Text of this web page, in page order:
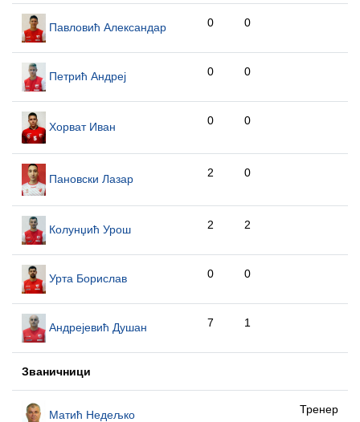
Павловић Александар 0 0
Петрић Андреј 0 0
Хорват Иван 0 0
Пановски Лазар 2 0
Колунџић Урош 2 2
Урта Борислав 0 0
Андрејевић Душан 7 1
Званичници
Матић Недељко Тренер